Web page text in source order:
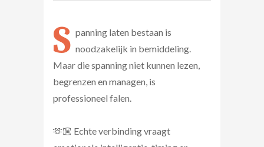
S panning laten bestaan is
noodzakelijk in bemiddeling.
Maar die spanning niet kunnen lezen,
begrenzen en managen, is
professioneel falen.
🫶🏼 Echte verbinding vraagt